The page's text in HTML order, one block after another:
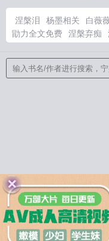
涅槃泪 杨墨相关 白薇
勖力全文免费
涅槃弃痴
被疯批豪夺
知名不具 勖
txt
在本丸里寻找平静生
流放，农科夫人种地发家
代知青看到弹幕，觉醒赢
魔宗抓我当炉鼎，我靠
手握炮灰剧本，卷王改命